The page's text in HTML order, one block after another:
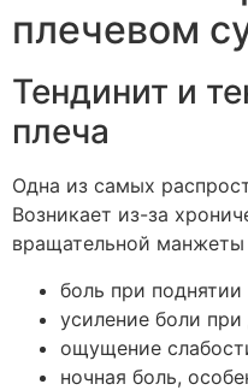
плечевом
Тендинит и
плеча
Одна из самых
Возникает из-за
вращательной манжеты
боль при
усиление боли
ощущение
ночная боль,